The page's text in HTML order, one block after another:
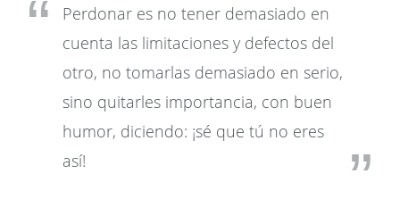
Perdonar es no tener demasiado en
cuenta las limitaciones y defectos del
otro, no tomarlas demasiado en serio,
sino quitarles importancia, con buen
humor, diciendo: ¡sé que tú no eres
así!